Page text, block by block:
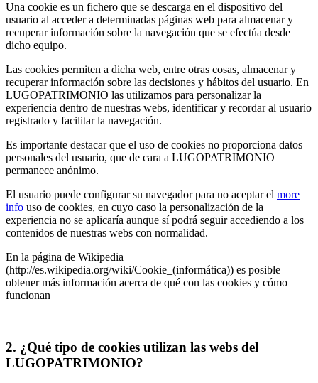
Una cookie es un fichero que se descarga en el dispositivo del
usuario al acceder a determinadas páginas web para almacenar y
recuperar información sobre la navegación que se efectúa desde
dicho equipo.
Las cookies permiten a dicha web, entre otras cosas, almacenar y
recuperar información sobre las decisiones y hábitos del usuario. En
LUGOPATRIMONIO las utilizamos para personalizar la
experiencia dentro de nuestras webs, identificar y recordar al usuario
registrado y facilitar la navegación.
Es importante destacar que el uso de cookies no proporciona datos
personales del usuario, que de cara a LUGOPATRIMONIO
permanece anónimo.
El usuario puede configurar su navegador para no aceptar el more
info uso de cookies, en cuyo caso la personalización de la
experiencia no se aplicaría aunque sí podrá seguir accediendo a los
contenidos de nuestras webs con normalidad.
En la página de Wikipedia
(http://es.wikipedia.org/wiki/Cookie_(informática)) es posible
obtener más información acerca de qué con las cookies y cómo
funcionan
2. ¿Qué tipo de cookies utilizan las webs del
LUGOPATRIMONIO?